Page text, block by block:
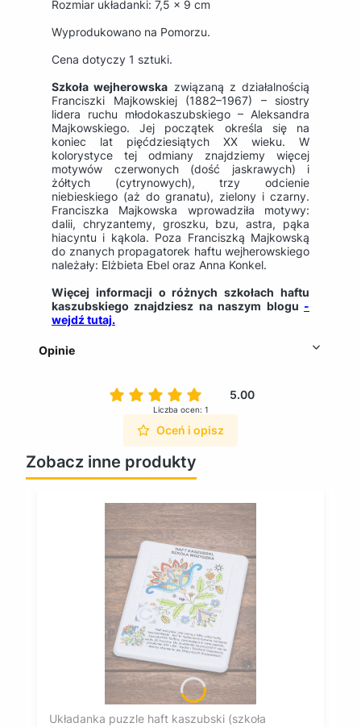
Rozmiar układanki: 7,5 x 9 cm
Wyprodukowano na Pomorzu.
Cena dotyczy 1 sztuki.
Szkoła wejherowska związaną z działalnością
Franciszki Majkowskiej (1882–1967) – siostry
lidera ruchu młodokaszubskiego – Aleksandra
Majkowskiego. Jej początek określa się na
koniec lat pięćdziesiątych XX wieku. W
kolorystyce tej odmiany znajdziemy więcej
motywów czerwonych (dość jaskrawych) i
żółtych (cytrynowych), trzy odcienie
niebieskiego (aż do granatu), zielony i czarny.
Franciszka Majkowska wprowadziła motywy:
dalii, chryzantemy, groszku, bzu, astra, pąka
hiacyntu i kąkola. Poza Franciszką Majkowską
do znanych propagatorek haftu wejherowskiego
należały: Elżbieta Ebel oraz Anna Konkel.
Więcej informacji o różnych szkołach haftu
kaszubskiego znajdziesz na naszym blogu -
wejdź tutaj.
Opinie
5.00
Liczba ocen: 1
Oceń i opisz
Zobacz inne produkty
Układanka puzzle haft kaszubski (szkoła